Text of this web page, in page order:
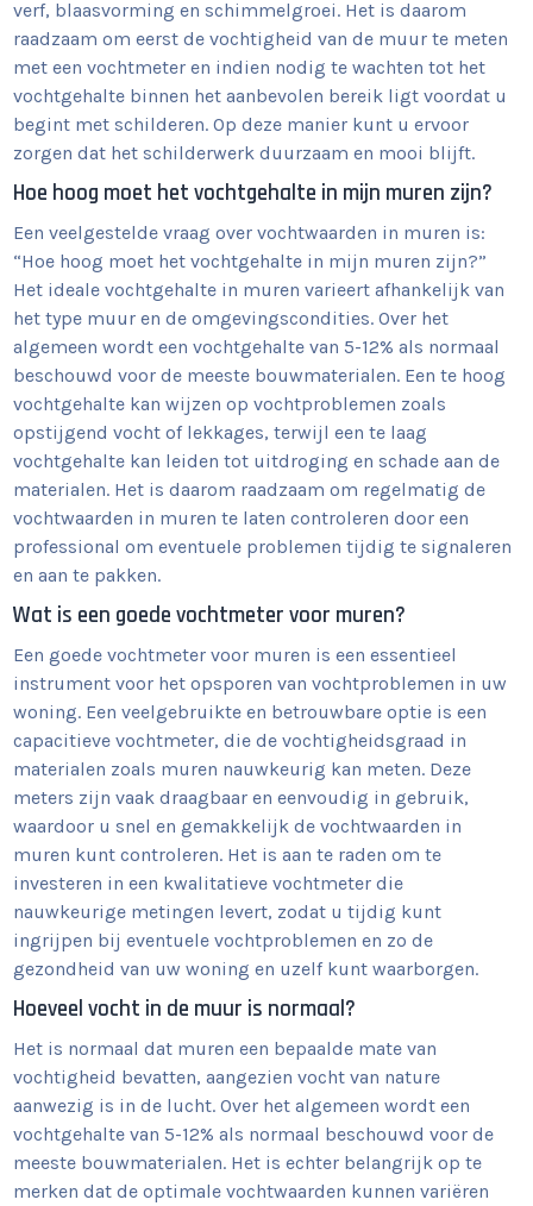
verf, blaasvorming en schimmelgroei. Het is daarom
raadzaam om eerst de vochtigheid van de muur te meten
met een vochtmeter en indien nodig te wachten tot het
vochtgehalte binnen het aanbevolen bereik ligt voordat u
begint met schilderen. Op deze manier kunt u ervoor
zorgen dat het schilderwerk duurzaam en mooi blijft.
Hoe hoog moet het vochtgehalte in mijn muren zijn?
Een veelgestelde vraag over vochtwaarden in muren is:
“Hoe hoog moet het vochtgehalte in mijn muren zijn?”
Het ideale vochtgehalte in muren varieert afhankelijk van
het type muur en de omgevingscondities. Over het
algemeen wordt een vochtgehalte van 5-12% als normaal
beschouwd voor de meeste bouwmaterialen. Een te hoog
vochtgehalte kan wijzen op vochtproblemen zoals
opstijgend vocht of lekkages, terwijl een te laag
vochtgehalte kan leiden tot uitdroging en schade aan de
materialen. Het is daarom raadzaam om regelmatig de
vochtwaarden in muren te laten controleren door een
professional om eventuele problemen tijdig te signaleren
en aan te pakken.
Wat is een goede vochtmeter voor muren?
Een goede vochtmeter voor muren is een essentieel
instrument voor het opsporen van vochtproblemen in uw
woning. Een veelgebruikte en betrouwbare optie is een
capacitieve vochtmeter, die de vochtigheidsgraad in
materialen zoals muren nauwkeurig kan meten. Deze
meters zijn vaak draagbaar en eenvoudig in gebruik,
waardoor u snel en gemakkelijk de vochtwaarden in
muren kunt controleren. Het is aan te raden om te
investeren in een kwalitatieve vochtmeter die
nauwkeurige metingen levert, zodat u tijdig kunt
ingrijpen bij eventuele vochtproblemen en zo de
gezondheid van uw woning en uzelf kunt waarborgen.
Hoeveel vocht in de muur is normaal?
Het is normaal dat muren een bepaalde mate van
vochtigheid bevatten, aangezien vocht van nature
aanwezig is in de lucht. Over het algemeen wordt een
vochtgehalte van 5-12% als normaal beschouwd voor de
meeste bouwmaterialen. Het is echter belangrijk op te
merken dat de optimale vochtwaarden kunnen variëren